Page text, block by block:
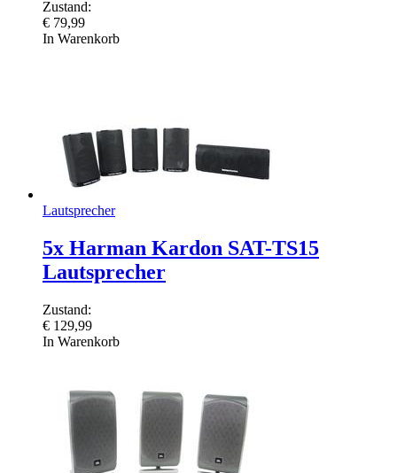
Zustand:
€ 79,99
In Warenkorb
Lautsprecher
5x Harman Kardon SAT-TS15
Lautsprecher
Zustand:
€ 129,99
In Warenkorb